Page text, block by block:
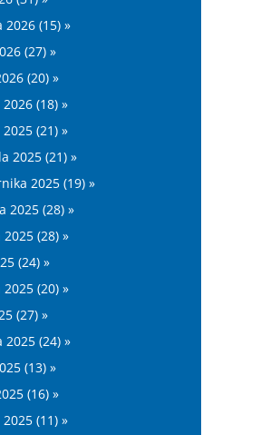
(15) »
(27) »
(20) »
(18) »
(21) »
2025 (21) »
2025 (19) »
2025 (28) »
(28) »
(24) »
(20) »
(27) »
(24) »
(13) »
(16) »
(11) »